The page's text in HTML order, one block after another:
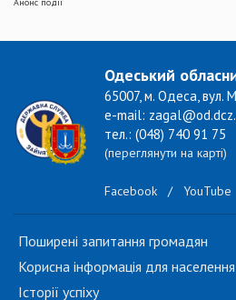
Одеський
65007, м. Одеса, вул.
e-mail:
тел.: (048) 740 91 75
(переглянути на карті)
Facebook / YouTube
Поширені запитання громадян
Корисна інформація для населення
Історії успіху